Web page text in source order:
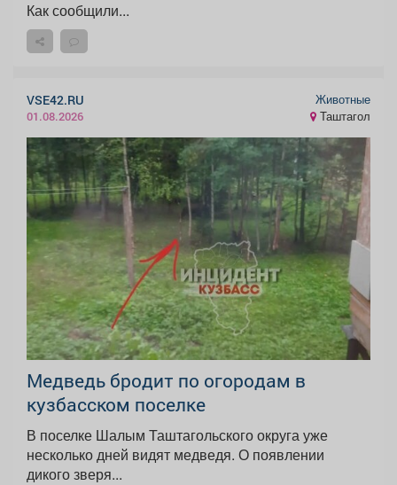
Как сообщили...
VSE42.RU
01.08.2026
Животные
Таштагол
Медведь бродит по огородам в
кузбасском поселке
В поселке Шалым Таштагольского округа уже
несколько дней видят медведя. О появлении
дикого зверя...